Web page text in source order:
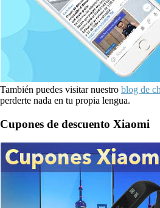
También puedes visitar nuestro blog de
perderte nada en tu propia lengua.
Cupones de descuento Xiaomi